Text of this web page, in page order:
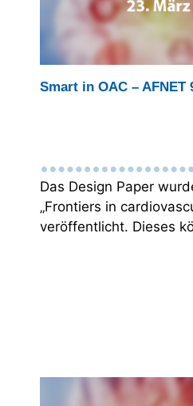
Smart in OAC – AFNET
Das Design Paper
„Frontiers in
veröffentlicht. Dieses